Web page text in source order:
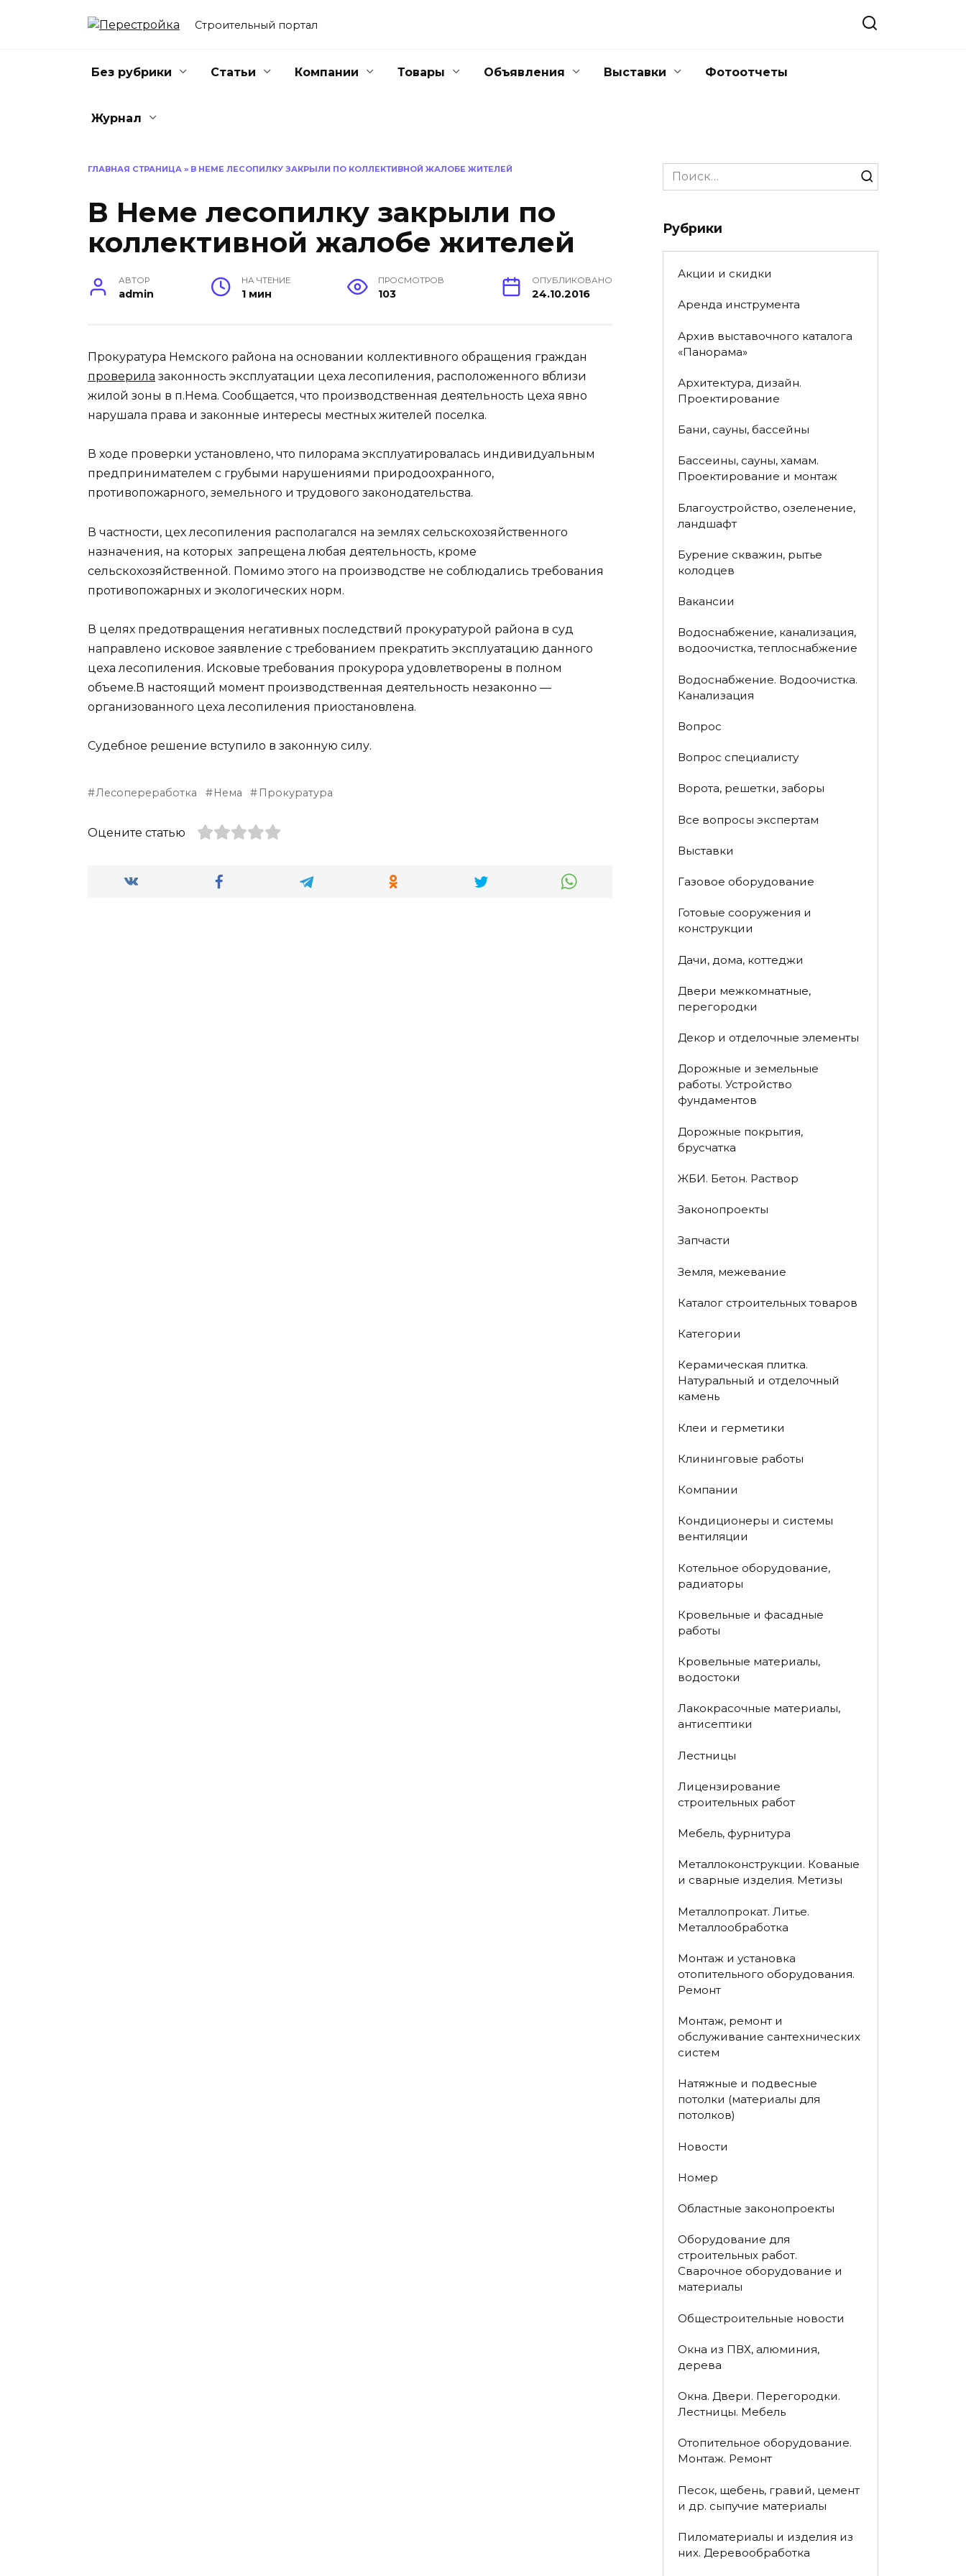
Строительный портал
Без рубрики Статьи Компании Товары Объявления Выставки Фотоотчеты
Журнал
ГЛАВНАЯ СТРАНИЦА » В НЕМЕ ЛЕСОПИЛКУ ЗАКРЫЛИ ПО КОЛЛЕКТИВНОЙ ЖАЛОБЕ ЖИТЕЛЕЙ
В Неме лесопилку закрыли по
коллективной жалобе жителей
АВТОР
admin
НА ЧТЕНИЕ
1 мин
ПРОСМОТРОВ
103
ОПУБЛИКОВАНО
24.10.2016
Прокуратура Немского района на основании коллективного обращения граждан
проверила законность эксплуатации цеха лесопиления, расположенного вблизи
жилой зоны в п.Нема. Сообщается, что производственная деятельность цеха явно
нарушала права и законные интересы местных жителей поселка.
В ходе проверки установлено, что пилорама эксплуатировалась индивидуальным
предпринимателем с грубыми нарушениями природоохранного,
противопожарного, земельного и трудового законодательства.
В частности, цех лесопиления располагался на землях сельскохозяйственного
назначения, на которых запрещена любая деятельность, кроме
сельскохозяйственной. Помимо этого на производстве не соблюдались требования
противопожарных и экологических норм.
В целях предотвращения негативных последствий прокуратурой района в суд
направлено исковое заявление с требованием прекратить эксплуатацию данного
цеха лесопиления. Исковые требования прокурора удовлетворены в полном
объеме.В настоящий момент производственная деятельность незаконно —
организованного цеха лесопиления приостановлена.
Судебное решение вступило в законную силу.
Лесопереработка Нема Прокуратура
Оцените статью
Search
for:
Рубрики
Акции и скидки
Аренда инструмента
Архив выставочного каталога
«Панорама»
Архитектура, дизайн.
Проектирование
Бани, сауны, бассейны
Бассеины, сауны, хамам.
Проектирование и монтаж
Благоустройство, озеленение,
ландшафт
Бурение скважин, рытье
колодцев
Вакансии
Водоснабжение, канализация,
водоочистка, теплоснабжение
Водоснабжение. Водоочистка.
Канализация
Вопрос
Вопрос специалисту
Ворота, решетки, заборы
Все вопросы экспертам
Выставки
Газовое оборудование
Готовые сооружения и
конструкции
Дачи, дома, коттеджи
Двери межкомнатные,
перегородки
Декор и отделочные элементы
Дорожные и земельные
работы. Устройство
фундаментов
Дорожные покрытия,
брусчатка
ЖБИ. Бетон. Раствор
Законопроекты
Запчасти
Земля, межевание
Каталог строительных товаров
Категории
Керамическая плитка.
Натуральный и отделочный
камень
Клеи и герметики
Клининговые работы
Компании
Кондиционеры и системы
вентиляции
Котельное оборудование,
радиаторы
Кровельные и фасадные
работы
Кровельные материалы,
водостоки
Лакокрасочные материалы,
антисептики
Лестницы
Лицензирование
строительных работ
Мебель, фурнитура
Металлоконструкции. Кованые
и сварные изделия. Метизы
Металлопрокат. Литье.
Металлообработка
Монтаж и установка
отопительного оборудования.
Ремонт
Монтаж, ремонт и
обслуживание сантехнических
систем
Натяжные и подвесные
потолки (материалы для
потолков)
Новости
Номер
Областные законопроекты
Оборудование для
строительных работ.
Сварочное оборудование и
материалы
Общестроительные новости
Окна из ПВХ, алюминия,
дерева
Окна. Двери. Перегородки.
Лестницы. Мебель
Отопительное оборудование.
Монтаж. Ремонт
Песок, щебень, гравий, цемент
и др. сыпучие материалы
Пиломатериалы и изделия из
них. Деревообработка